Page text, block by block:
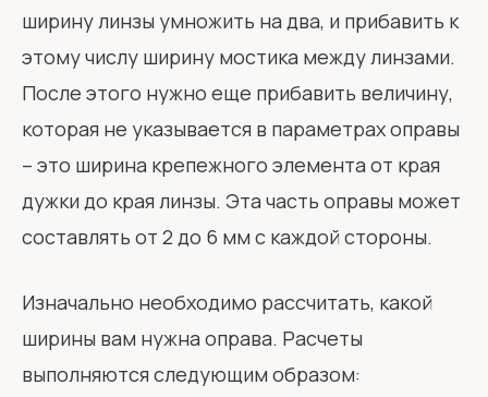
ширину линзы умножить на два, и прибавить к
этому числу ширину мостика между линзами.
После этого нужно еще прибавить величину,
которая не указывается в параметрах оправы
– это ширина крепежного элемента от края
дужки до края линзы. Эта часть оправы может
составлять от 2 до 6 мм с каждой стороны.
Изначально необходимо рассчитать, какой
ширины вам нужна оправа. Расчеты
выполняются следующим образом: